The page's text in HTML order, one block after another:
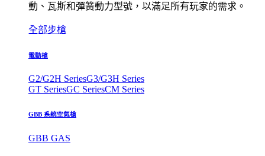
動、瓦斯和彈簧動力型號，以滿足所有玩家的需求。
全部步槍
電動槍
G2/G2H SeriesG3/G3H Series
GT SeriesGC SeriesCM Series
GBB 系統空氣槍
GBB GAS